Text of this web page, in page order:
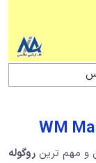
و مهم ترین روگوله